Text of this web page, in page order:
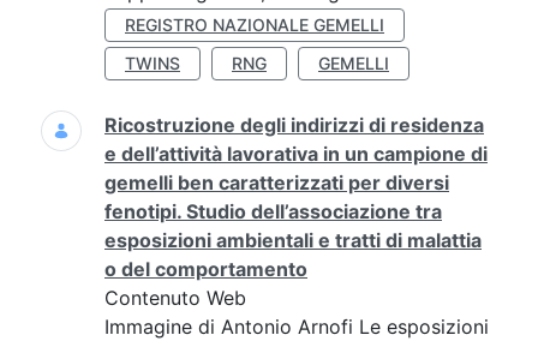
REGISTRO NAZIONALE GEMELLI
TWINS
RNG GEMELLI
Ricostruzione degli indirizzi di residenza
e dell’attività lavorativa in un campione di
gemelli ben caratterizzati per diversi
fenotipi. Studio dell’associazione tra
esposizioni ambientali e tratti di malattia
o del comportamento
Contenuto Web
Immagine di Antonio Arnofi Le esposizioni